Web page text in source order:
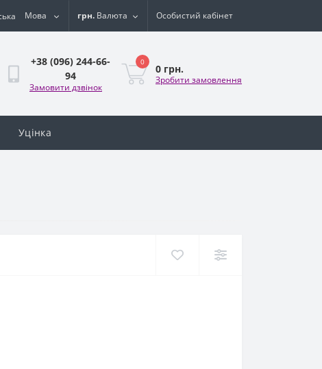
Мова грн. Валюта Особистий кабінет
+38 (096) 244-66-
94
Замовити дзвінок
0
0 грн.
Зробити замовлення
Уцінка